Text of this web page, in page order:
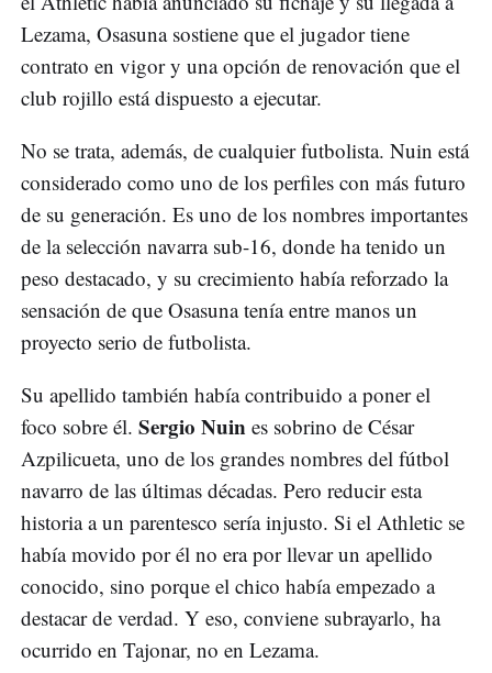
Lezama, Osasuna sostiene que el jugador tiene
contrato en vigor y una opción de renovación que el
club rojillo está dispuesto a ejecutar.
No se trata, además, de cualquier futbolista. Nuin está
considerado como uno de los perfiles con más futuro
de su generación. Es uno de los nombres importantes
de la selección navarra sub-16, donde ha tenido un
peso destacado, y su crecimiento había reforzado la
sensación de que Osasuna tenía entre manos un
proyecto serio de futbolista.
Su apellido también había contribuido a poner el
foco sobre él. Sergio Nuin es sobrino de César
Azpilicueta, uno de los grandes nombres del fútbol
navarro de las últimas décadas. Pero reducir esta
historia a un parentesco sería injusto. Si el Athletic se
había movido por él no era por llevar un apellido
conocido, sino porque el chico había empezado a
destacar de verdad. Y eso, conviene subrayarlo, ha
ocurrido en Tajonar, no en Lezama.